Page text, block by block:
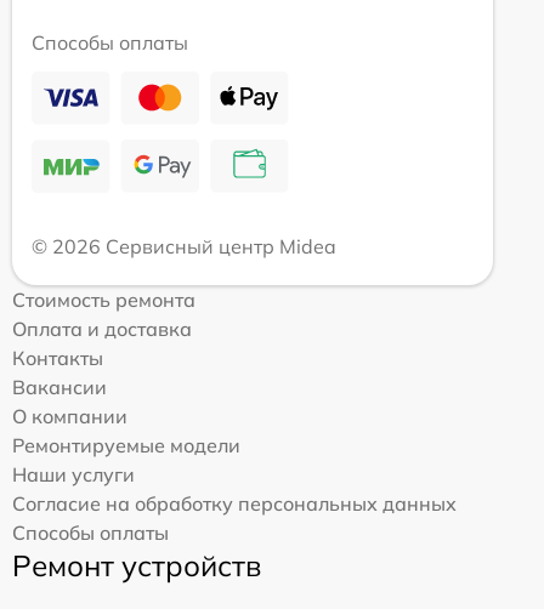
Способы оплаты
© 2026 Сервисный центр Midea
Стоимость ремонта
Оплата и доставка
Контакты
Вакансии
О компании
Ремонтируемые модели
Наши услуги
Согласие на обработку персональных данных
Способы оплаты
Ремонт устройств